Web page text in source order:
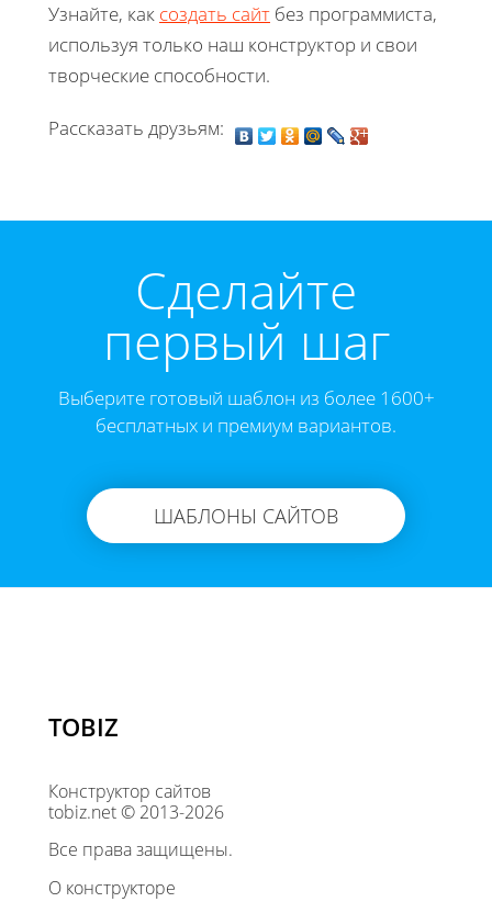
Узнайте, как создать сайт без программиста,
используя только наш конструктор и свои
творческие способности.
Рассказать друзьям:
Cделайте
первый шаг
Выберите готовый шаблон из более 1600+
бесплатных и премиум вариантов.
ШАБЛОНЫ САЙТОВ
TOBIZ
Конструктор сайтов
tobiz.net © 2013-2026
Все права защищены.
О конструкторе